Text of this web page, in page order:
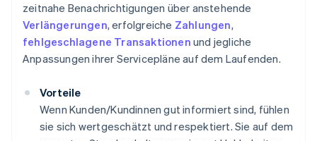
zeitnahe Benachrichtigungen über anstehende
Verlängerungen, erfolgreiche Zahlungen,
fehlgeschlagene Transaktionen und jegliche
Anpassungen ihrer Servicepläne auf dem Laufenden.
Vorteile
Wenn Kunden/Kundinnen gut informiert sind, fühlen
sie sich wertgeschätzt und respektiert. Sie auf dem